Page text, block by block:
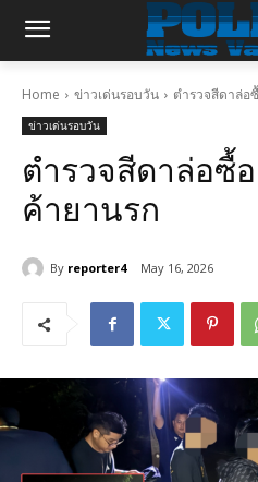
Home ข่าวเด่นรอบวัน ตำรวจสีดาล่อ
ข่าวเด่นรอบวัน
ตำรวจสีดาล่อซื้
ค้ายานรก
By reporter4 May 16, 2026